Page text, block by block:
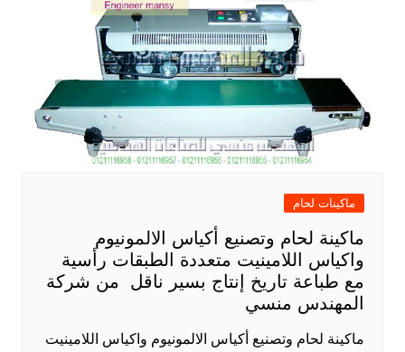
ماكينات لحام
ماكينة لحام وتصنيع أكياس الالمونيوم
واكياس اللامينيت متعددة الطبقات رأسية
مع طباعة تاريخ إنتاج بسير ناقل من شركة
المهندس منسي
ماكينة لحام وتصنيع أكياس الالمونيوم واكياس اللامينيت